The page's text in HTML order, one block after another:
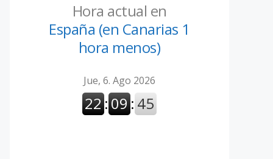
Hora actual en
España (en Canarias 1
hora menos)